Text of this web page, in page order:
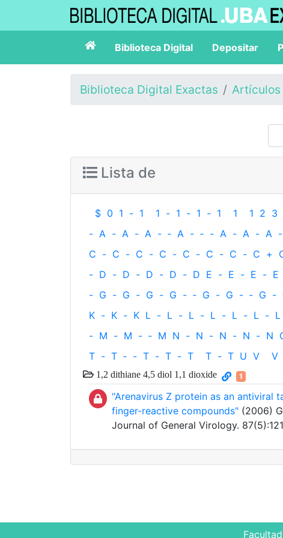
Biblioteca Digital Depositar
Biblioteca Digital Exactas Artículos
Lista de
$ 0 1 - 1 1 - 1 - 1 - 1 1 1 2 3
- A - A - A - ‐ A - ‐ - A - A - A -
C - C - C - C - C - C - C - C +
- D - D - D - D - D E - E - E - E
- G - G - G - G - ‐ G - G - ‐ G -
K - K - K L - L - L - L - L - L - L
- M - M - ‐ M N - N - N - N - N
T - T ‐ - T - T - T T - T U V V
1,2 dithiane 4,5 diol 1,1 dioxide 1
"Arenavirus Z protein as an antiviral
finger-reactive compounds" (2006)
Journal of General Virology.